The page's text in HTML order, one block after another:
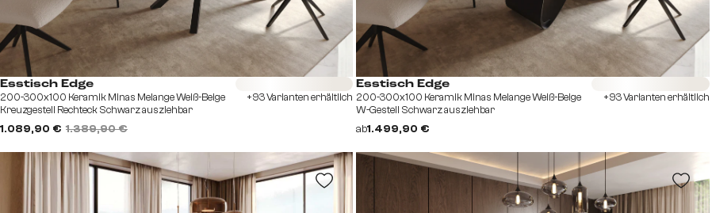
Esstisch Edge
200-300x100 Keramik Minas Melange Weiß-Beige
Kreuzgestell Rechteck Schwarz ausziehbar
1.089,90 € 1.389,90 €
Sofort versandfertig
+93 Varianten erhältlich
Esstisch Edge
200-300x100 Keramik Minas Melange Weiß-Beige
W-Gestell Schwarz ausziehbar
ab1.499,90 €
Sofort versandfertig
+93 Varianten erhältlich